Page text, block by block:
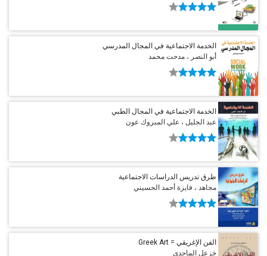
الخدمة الاجتماعية في المجال المدرسي
أبو النصر ، مدحت محمد
الخدمة الاجتماعية في المجال الطبي
عبد الجليل ، علي المبروك عون
طرق تدريس الدراسات الاجتماعية
مجاهد ، فايزة أحمد الحسيني
الفن الإغريقي = Greek Art
خزعل الماجدي